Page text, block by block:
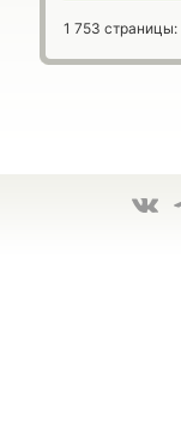
1 753 страницы: